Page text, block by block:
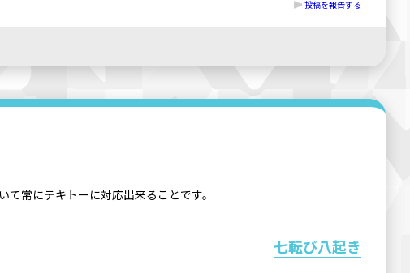
投稿を報告する
常にテキトーに対応出来ることです。
七転び八起き